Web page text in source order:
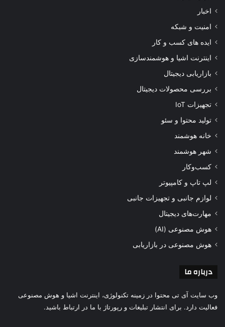
اخبار
امنیت و شبکه
ایده های کسب و کار
اینترنت اشیا و هوشمندسازی
بازاریابی دیجیتال
بررسی محصولات دیجیتال
تجهیزات IoT
تولید محتوا و سئو
خانه هوشمند
شهر هوشمند
کسب‌وکار
لپ تاپ و کامپیوتر
لوازم جانبی و تجهیزات جانبی
مهارت‌های دیجیتال
هوش مصنوعی (AI)
هوش مصنوعی در بازاریابی
درباره ما
وب سایت آی تی محتوا در زمینه تکنولوژی، اینترنت اشیا و هوش مصنوعی
فعالیت دارد. برای انتشار تبلیغات و رپورتاژ با ما در ارتباط باشید.